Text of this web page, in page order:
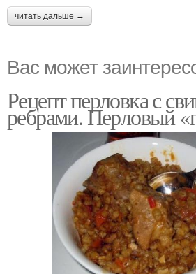
читать дальше →
Вас может
Рецепт перловка с
ребрами. Перловый